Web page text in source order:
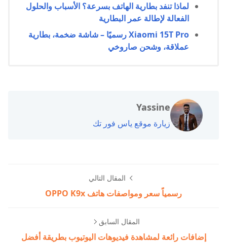
لماذا تنفد بطارية الهاتف بسرعة؟ الأسباب والحلول
الفعالة لإطالة عمر البطارية
Xiaomi 15T Pro رسميًا – شاشة ضخمة، بطارية
عملاقة، وشحن صاروخي
Yassine
زيارة موقع ياس فور تك
المقال التالي
رسمياً سعر ومواصفات هاتف OPPO K9x
المقال السابق
إضافات رائعة لمشاهدة فيديوهات اليوتيوب بطريقة أفضل